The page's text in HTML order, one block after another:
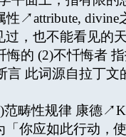
↗attribute, divine
过，也不能看见的
悔的 (2)不忏悔者
言 此词源自拉丁
范畴性规律 康德
「你应如此行动，